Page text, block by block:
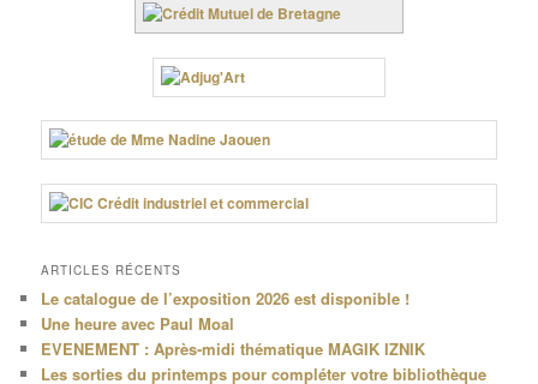
ARTICLES RÉCENTS
Le catalogue de l’exposition 2026 est disponible !
Une heure avec Paul Moal
EVENEMENT : Après-midi thématique MAGIK IZNIK
Les sorties du printemps pour compléter votre bibliothèque